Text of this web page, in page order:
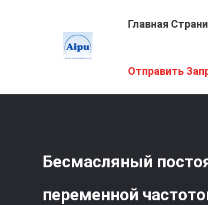
Главная
Отправить
Бесмасляный
переменной